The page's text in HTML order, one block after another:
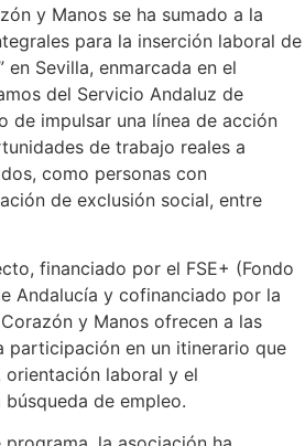
y Manos se ha sumado a la
para la inserción laboral de
Sevilla, enmarcada en el
del Servicio Andaluz de
de impulsar una línea de acción
de trabajo reales a
como personas con
de exclusión social, entre
financiado por el FSE+ (Fondo
Andalucía y cofinanciado por la
y Manos ofrecen a las
participación en un itinerario que
laboral y el
de empleo.